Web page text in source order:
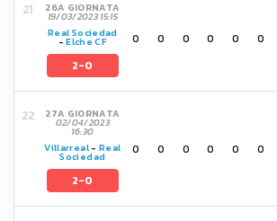
26A GIORNATA
19/03/2023 15:15
Real Sociedad
-Elche CF
2-0
0 0 0 0 0 0
27A GIORNATA
02/04/2023
16:30
Villarreal- Real
Sociedad
2-0
0 0 0 0 0 0